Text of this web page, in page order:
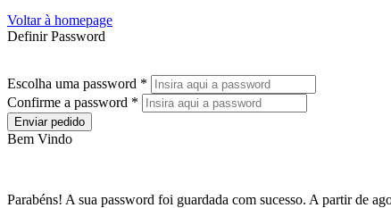
Voltar à homepage
Definir Password
Escolha uma password *
Confirme a password *
Enviar pedido
Bem Vindo
Parabéns! A sua password foi guardada com sucesso. A partir de